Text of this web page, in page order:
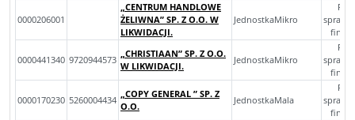
0000206001
„CENTRUM HANDLOWE
ŻELIWNA” SP. Z O.O. W
LIKWIDACJI.
JednostkaMikro
0000441340 9720944573
„CHRISTIAAN” SP. Z O.O.
W LIKWIDACJI.
JednostkaMikro
0000170230 5260004434
„COPY GENERAL ” SP. Z
O.O.
JednostkaMala